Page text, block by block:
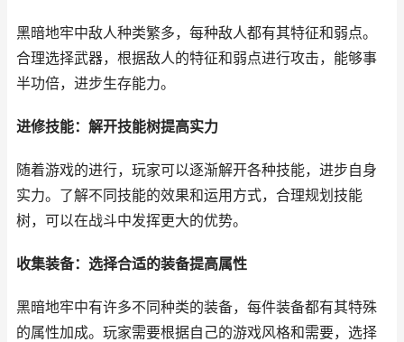
黑暗地牢中敌人种类繁多，每种敌人都有其特征和弱点。
合理选择武器，根据敌人的特征和弱点进行攻击，能够事
半功倍，进步生存能力。
进修技能：解开技能树提高实力
随着游戏的进行，玩家可以逐渐解开各种技能，进步自身
实力。了解不同技能的效果和运用方式，合理规划技能
树，可以在战斗中发挥更大的优势。
收集装备：选择合适的装备提高属性
黑暗地牢中有许多不同种类的装备，每件装备都有其特殊
的属性加成。玩家需要根据自己的游戏风格和需要，选择